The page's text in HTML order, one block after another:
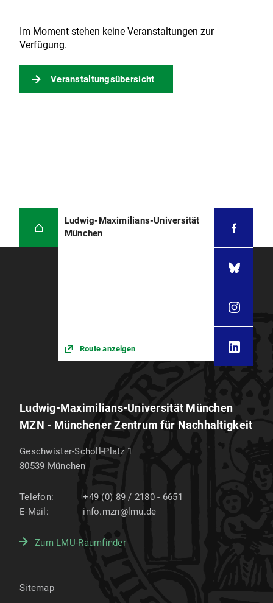
Im Moment stehen keine Veranstaltungen zur
Verfügung.
Veranstaltungsübersicht
Ludwig-Maximilians-Universität
München
Route anzeigen
Ludwig-Maximilians-Universität München
MZN - Münchener Zentrum für Nachhaltigkeit
Geschwister-Scholl-Platz 1
80539 München
Telefon:
+49 (0) 89 / 2180 - 6651
E-Mail:
info.mzn@lmu.de
Zum LMU-Raumfinder
Sitemap